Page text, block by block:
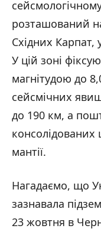
розташований
Східних Карпат,
У цій зоні
магнітудою до
сейсмічних
до 190 км, а
мантії.
Нагадаємо, що
зазнавала
23 жовтня в